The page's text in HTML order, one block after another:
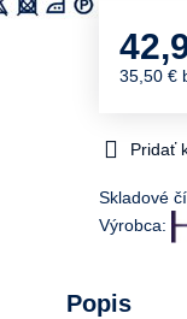
35,50 €
Pridať
Skladové
Výrobca:
Popis